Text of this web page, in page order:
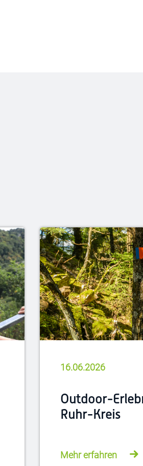
16.06.2026
Outdoor-
Ruhr-Kreis
Mehr erfahren